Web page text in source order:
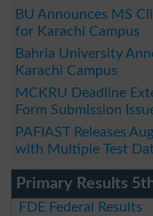
BU Announces MS
for Karachi Campus
Bahria University
Karachi Campus
MCKRU Deadline
Form Submission
PAFIAST Releases
with Multiple Test
Primary Results
FDE Federal Results